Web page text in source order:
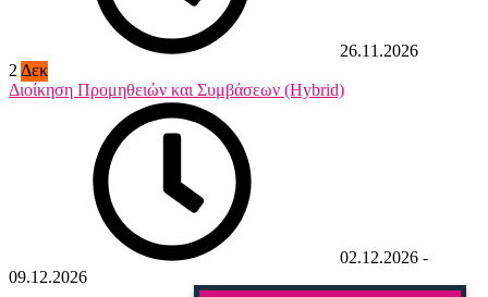
26.11.2026
2 Δεκ
Διοίκηση Προμηθειών και Συμβάσεων (Hybrid)
02.12.2026 -
09.12.2026